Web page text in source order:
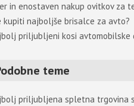
in enostaven nakup ovitkov za
kupiti najboljše brisalce za avto?
priljubljeni kosi avtomobilske
teme
priljubljena spletna trgovina